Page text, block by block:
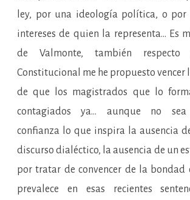
ley, por una ideología política, o por
intereses de quien la representa… Es
de Valmonte, también respecto
Constitucional me he propuesto vencer
de que los magistrados que lo
contagiados ya… aunque no sea
confianza lo que inspira la ausencia
discurso dialéctico, la ausencia de un
por tratar de convencer de la bondad
prevalece en esas recientes